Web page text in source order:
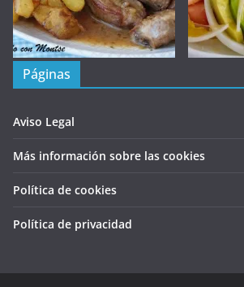
Páginas
Aviso Legal
Más información sobre las cookies
Política de cookies
Política de privacidad